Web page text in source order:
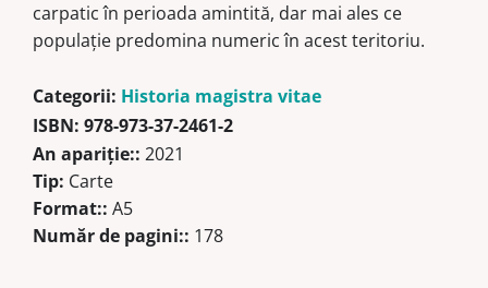
carpatic în perioada amintită, dar mai ales ce
populație predomina numeric în acest teritoriu.
Categorii: Historia magistra vitae
ISBN: 978-973-37-2461-2
An apariţie:: 2021
Tip: Carte
Format:: A5
Număr de pagini:: 178